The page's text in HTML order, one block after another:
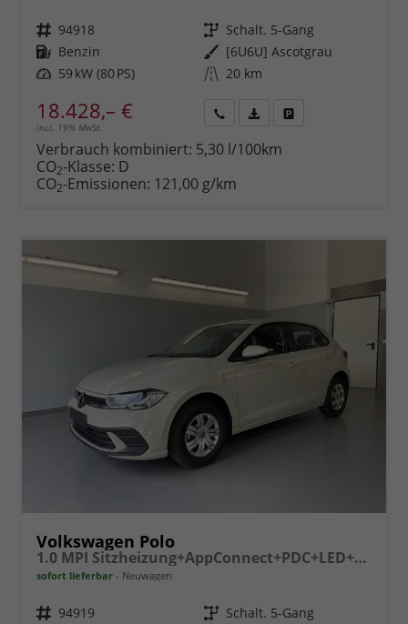
Fahrzeugnr. 94918 Getriebe Schalt. 5-Gang
Kraftstoff Benzin Außenfarbe [6U6U] Ascotgrau
Leistung 59 kW (80 PS) Kilometerstand 20 km
18.428,– €
incl. 19% MwSt.
anfordern
Datei,
Verbrauch kombiniert: 5,30 l/100km
CO2-Klasse: D
CO2-Emissionen: 121,00 g/km
Volkswagen Polo
1.0 MPI Sitzheizung+AppConnect+PDC+LED+Touch+Lichtsensor+MultiLenkrad
sofort lieferbar Neuwagen
Fahrzeugnr. 94919 Getriebe Schalt. 5-Gang